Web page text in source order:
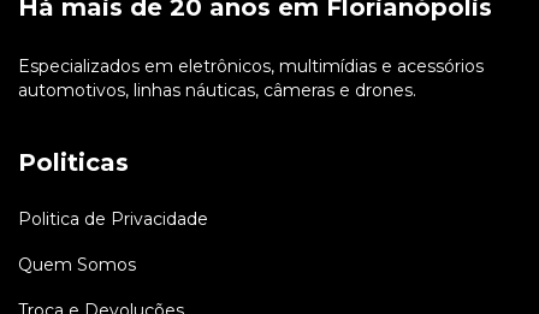
Há mais de 20 anos em Florianópolis
Especializados em eletrônicos, multimídias e acessórios
automotivos, linhas náuticas, câmeras e drones.
Politicas
Politica de Privacidade
Quem Somos